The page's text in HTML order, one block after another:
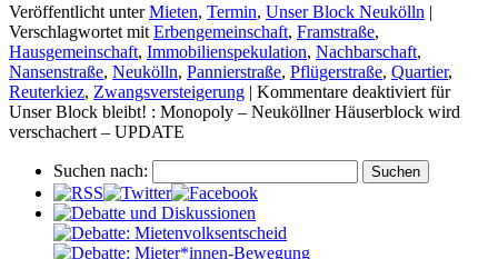
Veröffentlicht unter Mieten, Termin, Unser Block Neukölln |
Verschlagwortet mit Erbengemeinschaft, Framstraße,
Hausgemeinschaft, Immobilienspekulation, Nachbarschaft,
Nansenstraße, Neukölln, Pannierstraße, Pflügerstraße, Quartier,
Reuterkiez, Zwangsversteigerung | Kommentare deaktiviert für
Unser Block bleibt! : Monopoly – Neuköllner Häuserblock wird
verschachert – UPDATE
Suchen nach: